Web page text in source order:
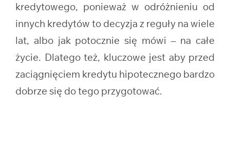
kredytowego, ponieważ w odróżnieniu od
innych kredytów to decyzja z reguły na wiele
lat, albo jak potocznie się mówi – na całe
życie. Dlatego też, kluczowe jest aby przed
zaciągnięciem kredytu hipotecznego bardzo
dobrze się do tego przygotować.